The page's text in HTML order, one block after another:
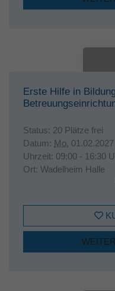
Erste Hilfe in
Status: 20 Plätze frei
Datum: Mo. 01.02.2027
Uhrzeit: 09:00 - 16:30
Ort: Wadelheim Halle